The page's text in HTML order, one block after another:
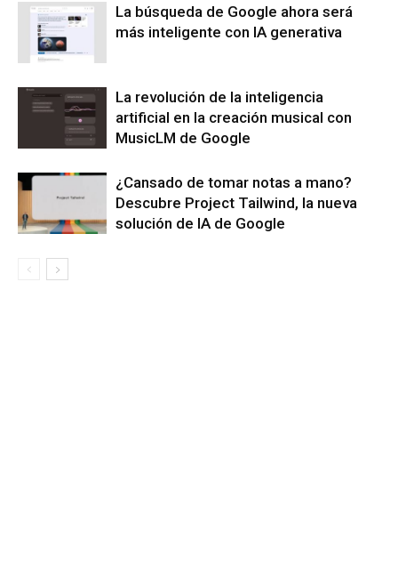
La búsqueda de Google ahora será
más inteligente con IA generativa
La revolución de la inteligencia
artificial en la creación musical con
MusicLM de Google
¿Cansado de tomar notas a mano?
Descubre Project Tailwind, la nueva
solución de IA de Google